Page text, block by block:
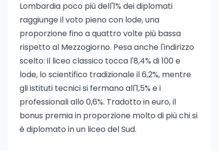
Lombardia poco più dell'1% dei diplomati
raggiunge il voto pieno con lode, una
proporzione fino a quattro volte più bassa
rispetto al Mezzogiorno. Pesa anche l'indirizzo
scelto: il liceo classico tocca l'8,4% di 100 e
lode, lo scientifico tradizionale il 6,2%, mentre
gli istituti tecnici si fermano all'1,5% e i
professionali allo 0,6%. Tradotto in euro, il
bonus premia in proporzione molto di più chi si
è diplomato in un liceo del Sud.